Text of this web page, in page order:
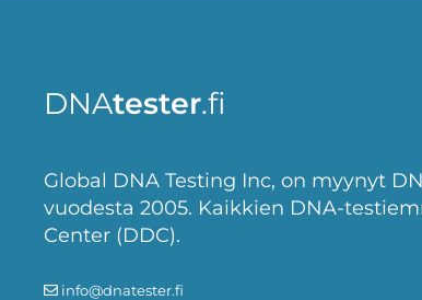
DNAtester.fi
Global DNA Testing Inc, on myynyt
vuodesta 2005. Kaikkien DNA-
Center (DDC).
info@dnatester.fi